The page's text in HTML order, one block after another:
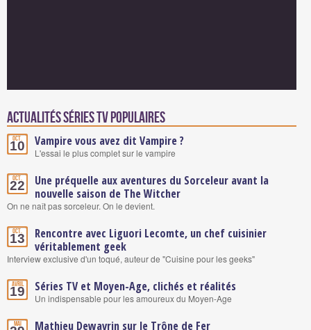
Actualités Séries TV populaires
Oct.
10 Vampire vous avez dit Vampire ?
L'essai le plus complet sur le vampire
Oct.
22
Une préquelle aux aventures du Sorceleur avant la
nouvelle saison de The Witcher
On ne naît pas sorceleur. On le devient.
Oct.
13
Rencontre avec Liguori Lecomte, un chef cuisinier
véritablement geek
Interview exclusive d'un toqué, auteur de "Cuisine pour les geeks"
Avril
19 Séries TV et Moyen-Age, clichés et réalités
Un indispensable pour les amoureux du Moyen-Age
Mai Mathieu Dewavrin sur le Trône de Fer